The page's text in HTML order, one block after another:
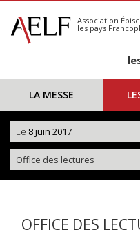
S'abonner
Calendrier
Association
les pays
LA MESSE
Le 8 juin 2017
Office des lectures
OFFICE DES